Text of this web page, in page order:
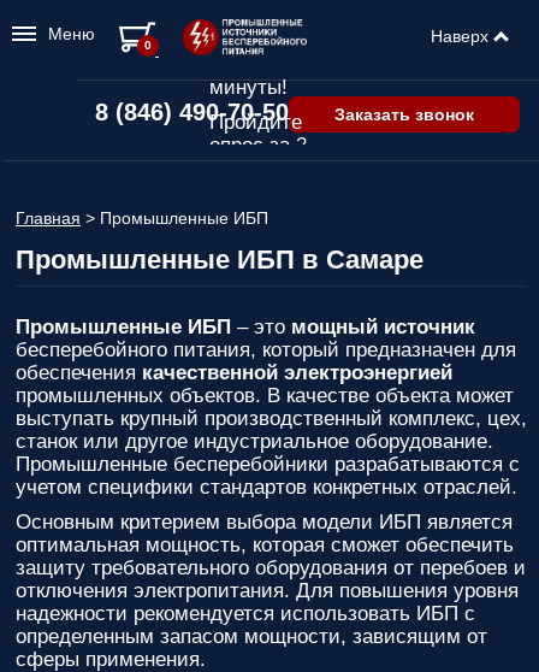
8 (846) 490-70-50 Заказать звонок
Главная > Промышленные ИБП
Промышленные ИБП в Самаре
Промышленные ИБП – это мощный источник
бесперебойного питания, который предназначен для
обеспечения качественной электроэнергией
промышленных объектов. В качестве объекта может
выступать крупный производственный комплекс, цех,
станок или другое индустриальное оборудование.
Промышленные бесперебойники разрабатываются с
учетом специфики стандартов конкретных отраслей.
Основным критерием выбора модели ИБП является
оптимальная мощность, которая сможет обеспечить
защиту требовательного оборудования от перебоев и
отключения электропитания. Для повышения уровня
надежности рекомендуется использовать ИБП с
определенным запасом мощности, зависящим от
сферы применения.
Меню Наверх
0
Подбор ИБП
минуты!
Пройдите
опрос за 2
минуты
какой ИБП
подходит
именно вам!
опрос и вы
получите:
Список
ИБП
ценами,
учитывая
только
важные для
вас
параметры!
Персональную
скидку до